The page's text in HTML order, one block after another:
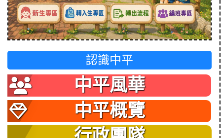
認識中平
中平風華
中平概覽